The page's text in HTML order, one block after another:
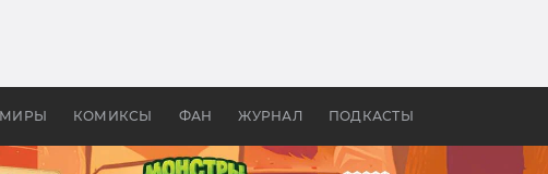
МИРЫ КОМИКСЫ ФАН ЖУРНАЛ ПОДКАСТЫ
колец»
Древней Грецией